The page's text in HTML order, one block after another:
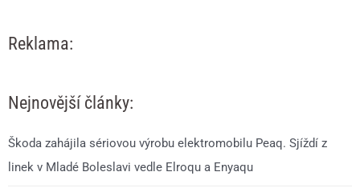
Reklama:
Nejnovější články:
Škoda zahájila sériovou výrobu elektromobilu Peaq. Sjíždí z
linek v Mladé Boleslavi vedle Elroqu a Enyaqu